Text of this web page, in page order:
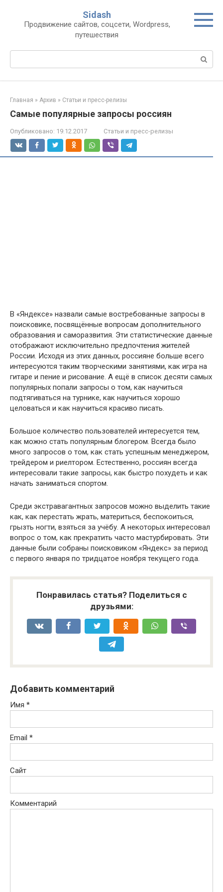
контенту
Sidash
Продвижение сайтов, соцсети, Wordpress,
путешествия
Главная » Архив » Статьи и пресс-релизы
Самые популярные запросы россиян
Опубликовано: 19.12.2017 Статьи и пресс-релизы
В «Яндексе» назвали самые востребованные запросы в
поисковике, посвящённые вопросам дополнительного
образования и саморазвития. Эти статистические данные
отображают исключительно предпочтения жителей
России. Исходя из этих данных, россияне больше всего
интересуются таким творческими занятиями, как игра на
гитаре и пение и рисование. А ещё в список десяти самых
популярных попали запросы о том, как научиться
подтягиваться на турнике, как научиться хорошо
целоваться и как научиться красиво писать.
Большое количество пользователей интересуется тем,
как можно стать популярным блогером. Всегда было
много запросов о том, как стать успешным менеджером,
трейдером и риелтором. Естественно, россиян всегда
интересовали такие запросы, как быстро похудеть и как
начать заниматься спортом.
Среди экстравагантных запросов можно выделить такие
как, как перестать жрать, материться, беспокоиться,
грызть ногти, взяться за учёбу. А некоторых интересовал
вопрос о том, как прекратить часто мастурбировать. Эти
данные были собраны поисковиком «Яндекс» за период
с первого января по тридцатое ноября текущего года.
Понравилась статья? Поделиться с
друзьями:
Добавить комментарий
Имя *
Email *
Сайт
Комментарий